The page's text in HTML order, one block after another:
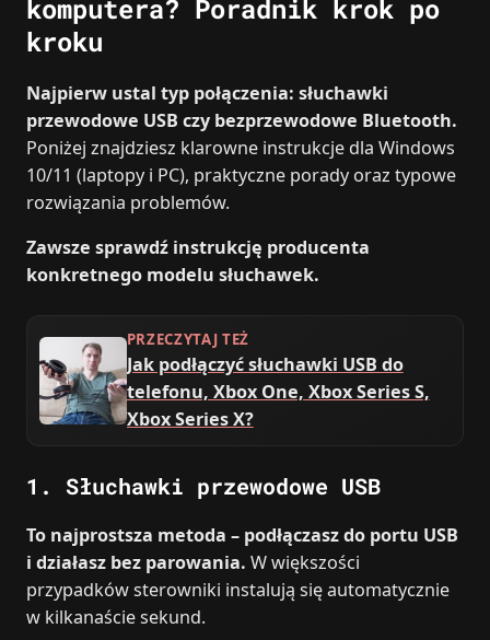
komputera? Poradnik krok po
kroku
Najpierw ustal typ połączenia: słuchawki
przewodowe USB czy bezprzewodowe Bluetooth.
Poniżej znajdziesz klarowne instrukcje dla Windows
10/11 (laptopy i PC), praktyczne porady oraz typowe
rozwiązania problemów.
Zawsze sprawdź instrukcję producenta
konkretnego modelu słuchawek.
PRZECZYTAJ TEŻ
Jak podłączyć słuchawki USB do
telefonu, Xbox One, Xbox Series S,
Xbox Series X?
1. Słuchawki przewodowe USB
To najprostsza metoda – podłączasz do portu USB
i działasz bez parowania. W większości
przypadków sterowniki instalują się automatycznie
w kilkanaście sekund.